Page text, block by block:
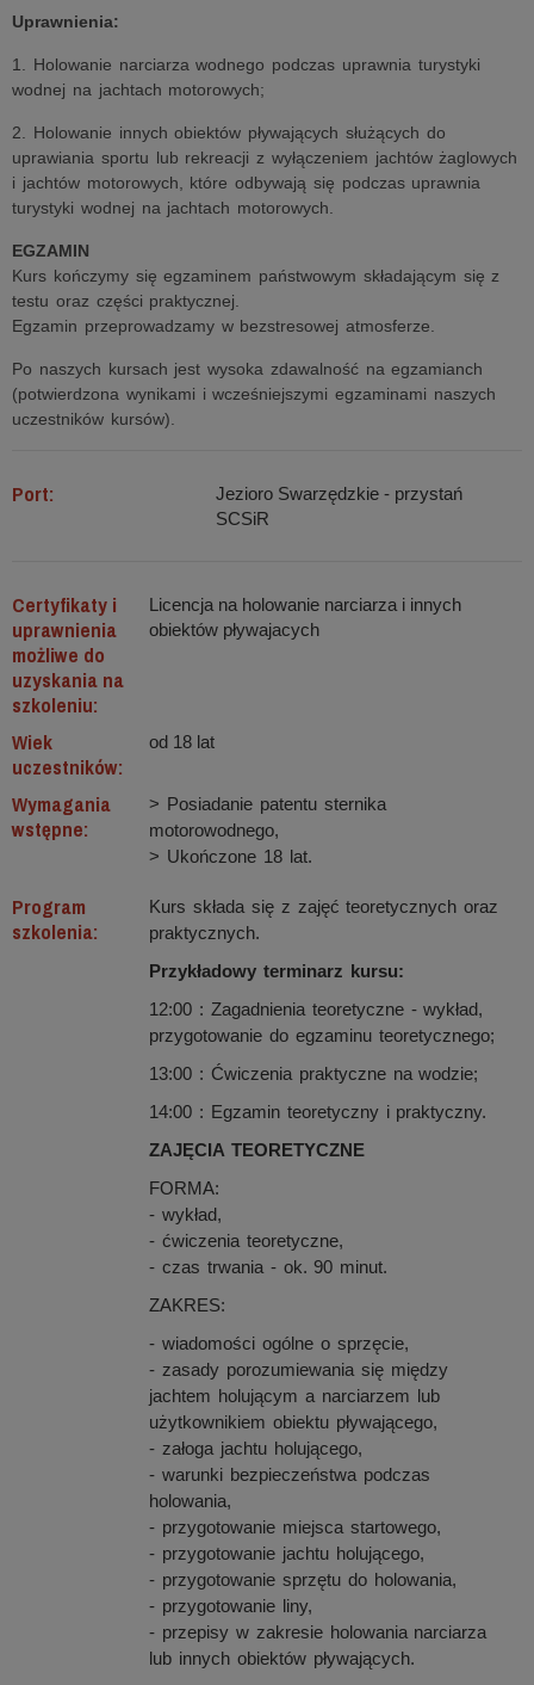
Uprawnienia:
1. Holowanie narciarza wodnego podczas uprawnia turystyki
wodnej na jachtach motorowych;
2. Holowanie innych obiektów pływających służących do
uprawiania sportu lub rekreacji z wyłączeniem jachtów żaglowych
i jachtów motorowych, które odbywają się podczas uprawnia
turystyki wodnej na jachtach motorowych.
EGZAMIN
Kurs kończymy się egzaminem państwowym składającym się z
testu oraz części praktycznej.
Egzamin przeprowadzamy w bezstresowej atmosferze.
Po naszych kursach jest wysoka zdawalność na egzamianch
(potwierdzona wynikami i wcześniejszymi egzaminami naszych
uczestników kursów).
Port:
Jezioro Swarzędzkie - przystań
SCSiR
Certyfikaty i
uprawnienia
możliwe do
uzyskania na
szkoleniu:
Licencja na holowanie narciarza i innych
obiektów pływajacych
Wiek
uczestników:
od 18 lat
Wymagania
wstępne:
> Posiadanie patentu sternika
motorowodnego,
> Ukończone 18 lat.
Program
szkolenia:
Kurs składa się z zajęć teoretycznych oraz
praktycznych.
Przykładowy terminarz kursu:
12:00 : Zagadnienia teoretyczne - wykład,
przygotowanie do egzaminu teoretycznego;
13:00 : Ćwiczenia praktyczne na wodzie;
14:00 : Egzamin teoretyczny i praktyczny.
ZAJĘCIA TEORETYCZNE
FORMA:
- wykład,
- ćwiczenia teoretyczne,
- czas trwania - ok. 90 minut.
ZAKRES:
- wiadomości ogólne o sprzęcie,
- zasady porozumiewania się między
jachtem holującym a narciarzem lub
użytkownikiem obiektu pływającego,
- załoga jachtu holującego,
- warunki bezpieczeństwa podczas
holowania,
- przygotowanie miejsca startowego,
- przygotowanie jachtu holującego,
- przygotowanie sprzętu do holowania,
- przygotowanie liny,
- przepisy w zakresie holowania narciarza
lub innych obiektów pływających.